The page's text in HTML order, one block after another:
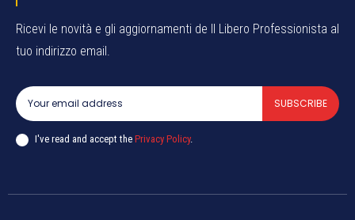
Ricevi le novità e gli aggiornamenti de Il Libero Professionista al
tuo indirizzo email.
SUBSCRIBE
I've read and accept the Privacy Policy.